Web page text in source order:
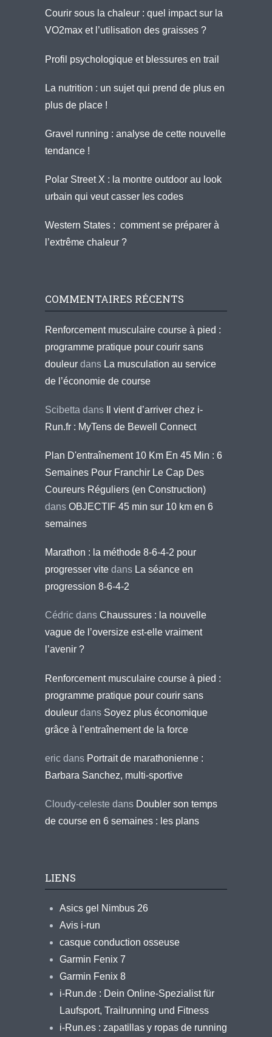
Courir sous la chaleur : quel impact sur la
VO2max et l’utilisation des graisses ?
Profil psychologique et blessures en trail
La nutrition : un sujet qui prend de plus en
plus de place !
Gravel running : analyse de cette nouvelle
tendance !
Polar Street X : la montre outdoor au look
urbain qui veut casser les codes
Western States : comment se préparer à
l’extrême chaleur ?
COMMENTAIRES RÉCENTS
Renforcement musculaire course à pied :
programme pratique pour courir sans
douleur dans La musculation au service
de l’économie de course
Scibetta dans
Il vient d’arriver chez i-
Run.fr : MyTens de Bewell Connect
Plan D'entraînement 10 Km En 45 Min : 6
Semaines Pour Franchir Le Cap Des
Coureurs Réguliers (en Construction)
dans OBJECTIF 45 min sur 10 km en 6
semaines
Marathon : la méthode 8-6-4-2 pour
progresser vite dans La séance en
progression 8-6-4-2
Cédric dans Chaussures : la nouvelle
vague de l’oversize est-elle vraiment
l’avenir ?
Renforcement musculaire course à pied :
programme pratique pour courir sans
douleur dans Soyez plus économique
grâce à l’entraînement de la force
eric dans Portrait de marathonienne :
Barbara Sanchez, multi-sportive
Cloudy-celeste dans Doubler son temps
de course en 6 semaines : les plans
LIENS
Asics gel Nimbus 26
Avis i-run
casque conduction osseuse
Garmin Fenix 7
Garmin Fenix 8
i-Run.de : Dein Online-Spezialist für
Laufsport, Trailrunning und Fitness
i-Run.es : zapatillas y ropas de running